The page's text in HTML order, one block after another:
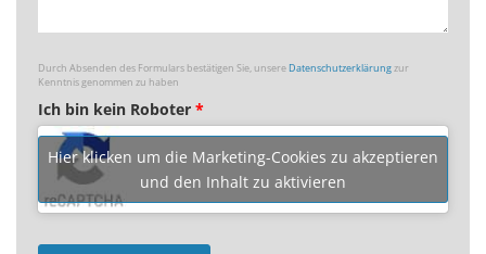
Durch Absenden des Formulars bestätigen Sie, unsereDatenschutzerklärungzur
Kenntnis genommen zu haben
Ich bin kein Roboter *
Hier klicken um die Marketing-Cookies zu akzeptieren
und den Inhalt zu aktivieren